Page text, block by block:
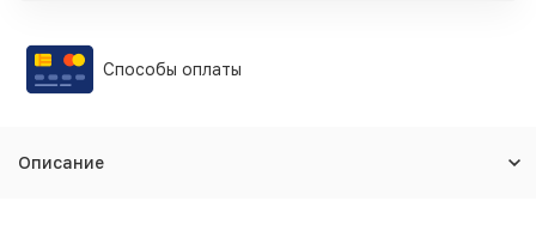
Способы оплаты
Описание